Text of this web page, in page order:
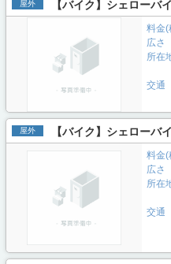
屋外 【バイク】シェローバ
料金(
広さ
所在
交通
屋外 【バイク】シェローバ
料金(
広さ
所在
交通